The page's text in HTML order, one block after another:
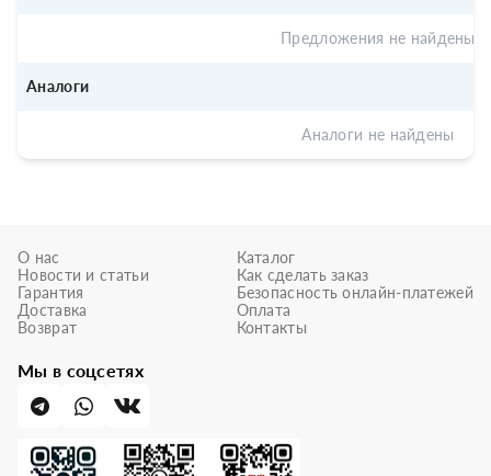
Предложения не найдены
Аналоги
Аналоги не найдены
О нас
Новости и статьи
Гарантия
Доставка
Возврат
Каталог
Как сделать заказ
Безопасность онлайн-платежей
Оплата
Контакты
Мы в соцсетях